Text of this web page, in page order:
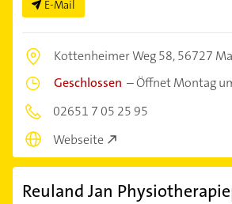
E-Mail
Kottenheimer Weg 58,56727
Geschlossen –Öffnet Montag
02651 7 05 25 95
Webseite
Reuland Jan